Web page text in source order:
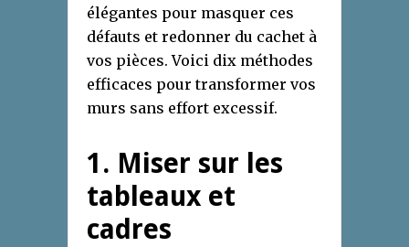
élégantes pour masquer ces
défauts et redonner du cachet à
vos pièces. Voici dix méthodes
efficaces pour transformer vos
murs sans effort excessif.
1. Miser sur les
tableaux et
cadres